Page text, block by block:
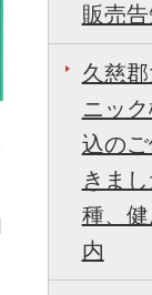
販売告
久慈
ニッ
込の
きま
種、
内